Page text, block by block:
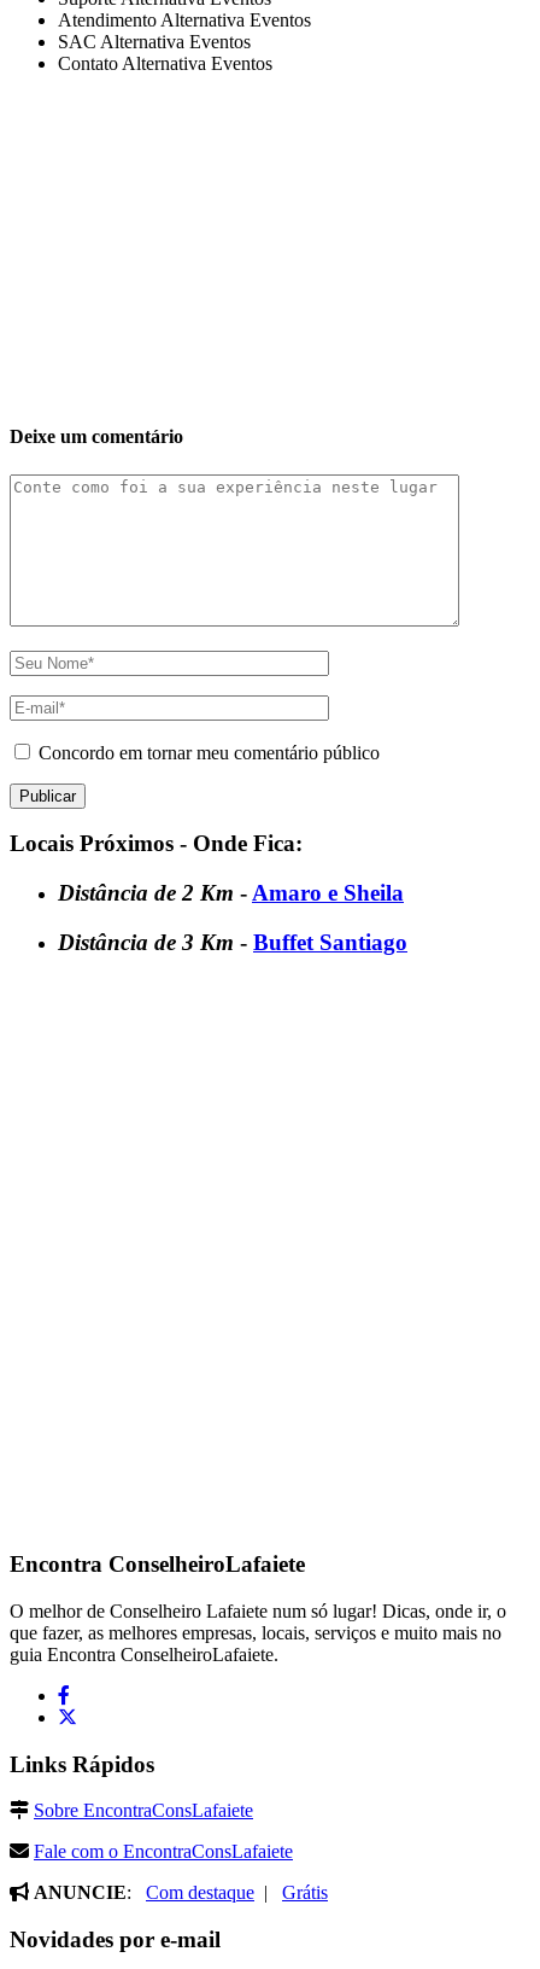
Atendimento Alternativa Eventos
SAC Alternativa Eventos
Contato Alternativa Eventos
Deixe um comentário
Concordo em tornar meu comentário público
Locais Próximos - Onde Fica:
Distância de 2 Km - Amaro e Sheila
Distância de 3 Km - Buffet Santiago
Encontra ConselheiroLafaiete
O melhor de Conselheiro Lafaiete num só lugar! Dicas, onde ir, o
que fazer, as melhores empresas, locais, serviços e muito mais no
guia Encontra ConselheiroLafaiete.
Links Rápidos
Sobre EncontraConsLafaiete
Fale com o EncontraConsLafaiete
ANUNCIE: Com destaque | Grátis
Novidades por e-mail